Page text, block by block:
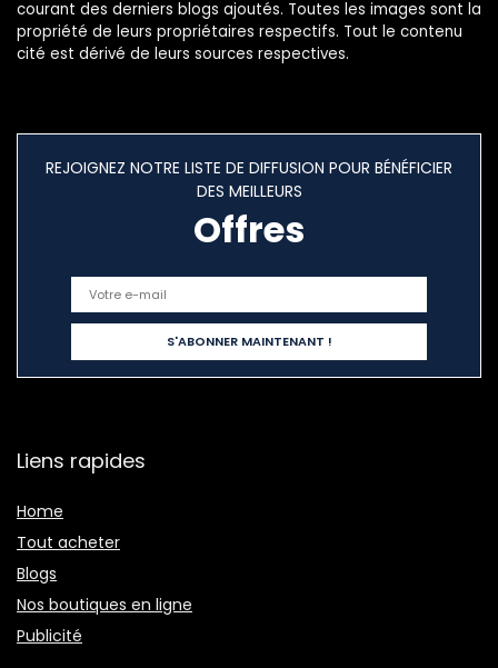
courant des derniers blogs ajoutés. Toutes les images sont la
propriété de leurs propriétaires respectifs. Tout le contenu
cité est dérivé de leurs sources respectives.
REJOIGNEZ NOTRE LISTE DE DIFFUSION POUR BÉNÉFICIER
DES MEILLEURS
Offres
Liens rapides
Home
Tout acheter
Blogs
Nos boutiques en ligne
Publicité